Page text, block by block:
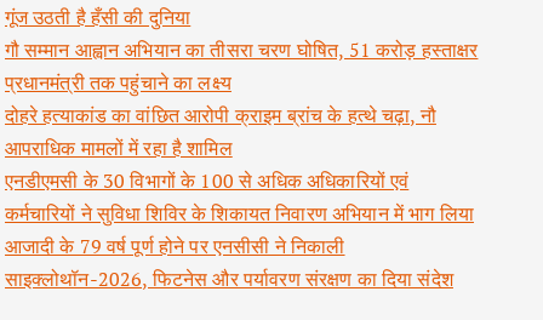
गूंज उठती है हँसी की दुनिया
गौ सम्मान आह्वान अभियान का तीसरा चरण घोषित, 51 करोड़ हस्ताक्षर
प्रधानमंत्री तक पहुंचाने का लक्ष्य
दोहरे हत्याकांड का वांछित आरोपी क्राइम ब्रांच के हत्थे चढ़ा, नौ
आपराधिक मामलों में रहा है शामिल
एनडीएमसी के 30 विभागों के 100 से अधिक अधिकारियों एवं
कर्मचारियों ने सुविधा शिविर के शिकायत निवारण अभियान में भाग लिया
आजादी के 79 वर्ष पूर्ण होने पर एनसीसी ने निकाली
साइक्लोथॉन-2026, फिटनेस और पर्यावरण संरक्षण का दिया संदेश